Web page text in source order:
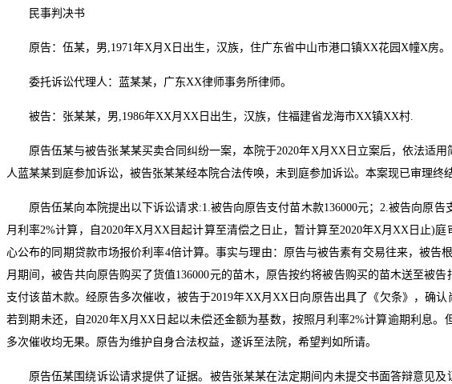
民事判决书
原告：伍某，男,1971年X月X日出生，汉族，住广东省中山市港口镇XX花园X幢X房。
委托诉讼代理人：蓝某某，广东XX律师事务所律师。
被告：张某某，男,1986年XX月XX日出生，汉族，住福建省龙海市XX镇XX村.
原告伍某与被告张某某买卖合同纠纷一案，本院于2020年X月XX日立案后，依法适
人蓝某某到庭参加诉讼，被告张某某经本院合法传唤，未到庭参加诉讼。本案现已审理终结
原告伍某向本院提出以下诉讼请求:1.被告向原告支付苗木款136000元；2.被告向原
月利率2%计算，自2020年X月XX目起计算至清偿之日止，暂计算至2020年X月XX日止)
心公布的同期贷款市场报价利率4倍计算。事实与理由：原告与被告素有交易往来，被告
月期间，被告共向原告购买了货值136000元的苗木，原告按约将被告购买的苗木送至被
支付该苗木款。经原告多次催收，被告于2019年XX月XX日向原告出具了《欠条》，确认
若到期未还，自2020年X月XX日起以未偿还金额为基数，按照月利率2%计算逾期利息
多次催收均无果。原告为维护自身合法权益，遂诉至法院，希望判如所请。
原告伍某围绕诉讼请求提供了证据。被告张某某在法定期间内未提交书面答辩意见